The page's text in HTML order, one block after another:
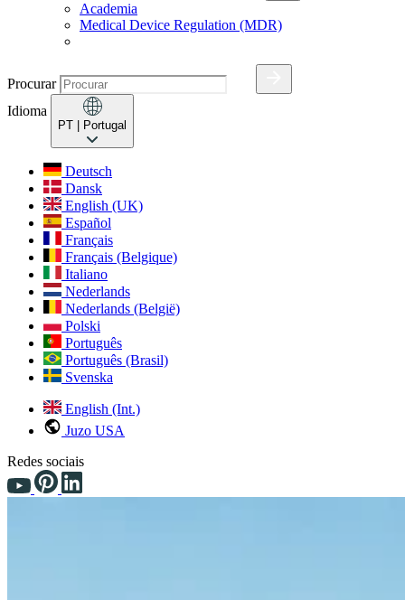
Academia
Medical Device Regulation (MDR)
Procurar
Idioma
PT | Portugal
Deutsch
Dansk
English (UK)
Español
Français
Français (Belgique)
Italiano
Nederlands
Nederlands (België)
Polski
Português
Português (Brasil)
Svenska
English (Int.)
Juzo USA
Redes sociais